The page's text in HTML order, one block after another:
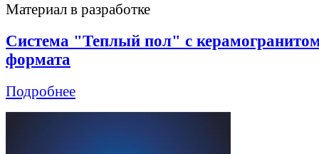
Материал в разработке
Система "Теплый пол" с
формата
Подробнее